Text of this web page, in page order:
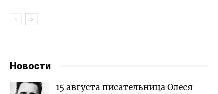
Новости
15 августа писательница Олеся